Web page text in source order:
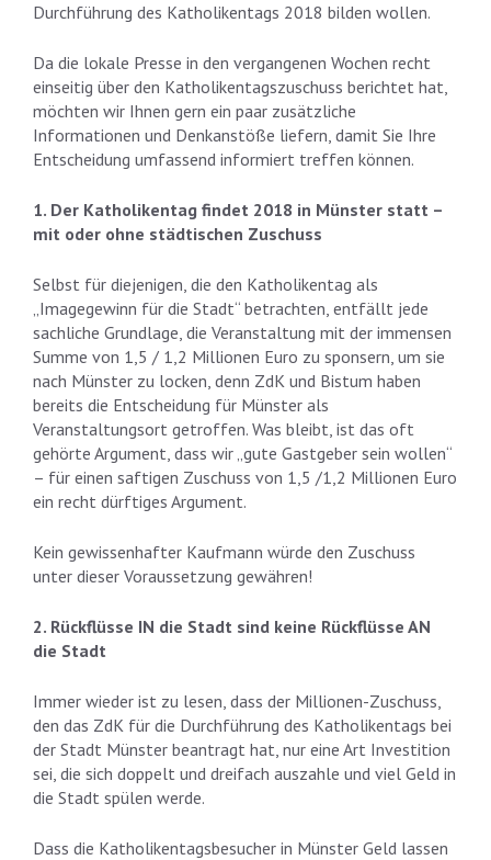
Durchführung des Katholikentags 2018 bilden wollen.
Da die lokale Presse in den vergangenen Wochen recht
einseitig über den Katholikentagszuschuss berichtet hat,
möchten wir Ihnen gern ein paar zusätzliche
Informationen und Denkanstöße liefern, damit Sie Ihre
Entscheidung umfassend informiert treffen können.
1. Der Katholikentag findet 2018 in Münster statt –
mit oder ohne städtischen Zuschuss
Selbst für diejenigen, die den Katholikentag als
„Imagegewinn für die Stadt“ betrachten, entfällt jede
sachliche Grundlage, die Veranstaltung mit der immensen
Summe von 1,5 / 1,2 Millionen Euro zu sponsern, um sie
nach Münster zu locken, denn ZdK und Bistum haben
bereits die Entscheidung für Münster als
Veranstaltungsort getroffen. Was bleibt, ist das oft
gehörte Argument, dass wir „gute Gastgeber sein wollen“
– für einen saftigen Zuschuss von 1,5 /1,2 Millionen Euro
ein recht dürftiges Argument.
Kein gewissenhafter Kaufmann würde den Zuschuss
unter dieser Voraussetzung gewähren!
2. Rückflüsse IN die Stadt sind keine Rückflüsse AN
die Stadt
Immer wieder ist zu lesen, dass der Millionen-Zuschuss,
den das ZdK für die Durchführung des Katholikentags bei
der Stadt Münster beantragt hat, nur eine Art Investition
sei, die sich doppelt und dreifach auszahle und viel Geld in
die Stadt spülen werde.
Dass die Katholikentagsbesucher in Münster Geld lassen